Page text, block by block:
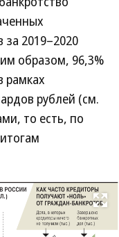
2019–2020
образом, 96,3%
рамках
рублей (см.
то есть, по
Развернуть